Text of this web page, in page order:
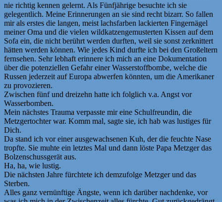
nie richtig kennen gelernt. Als Fünfjährige besuchte ich sie
gelegentlich. Meine Erinnerungen an sie sind recht bizarr. So fallen
mir als erstes die langen, meist lachsfarben lackierten Fingernägel
meiner Oma und die vielen wildkatzengemusterten Kissen auf dem
Sofa ein, die nicht berührt werden durften, weil sie sonst zerknittert
hätten werden können. Wie jedes Kind durfte ich bei den Großeltern
fernsehen. Sehr lebhaft erinnere ich mich an eine Dokumentation
über die potenziellen Gefahr einer Wasserstoffbombe, welche die
Russen jederzeit auf Europa abwerfen könnten, um die Amerikaner
zu provozieren.
Zwischen fünf und dreizehn hatte ich folglich v.a. Angst vor
Wasserbomben.
Mein nächstes Trauma verpasste mir eine Schulfreundin, die
Metzgertochter war. Komm mal, sagte sie, ich hab was lustiges für
Dich.
Da stand ich vor einer ausgewachsenen Kuh, der die feuchte Nase
tropfte. Sie muhte ein letztes Mal und dann löste Papa Metzger das
Bolzenschussgerät aus.
Ha, ha, wie lustig.
Die nächsten Jahre fürchtete ich demzufolge Metzger und das
Sterben.
Alles ganz vernünftige Ängste, wenn ich darüber nachdenke, vor